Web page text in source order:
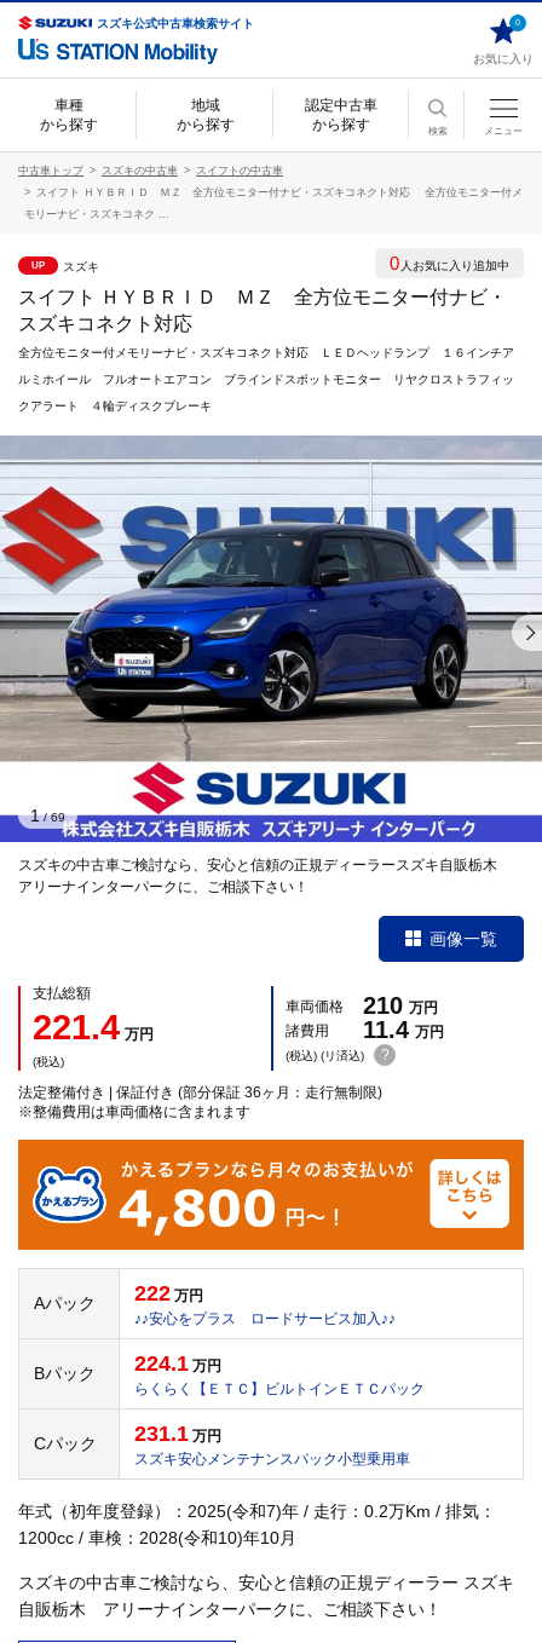
スズキ公式中古車検索サイト
お気に入り
0
車種
から探す
地域
から探す
認定中古車
から探す
検索 メニュー
中古車トップ スズキの中古車
スイフトの中古車
スイフト ＨＹＢＲＩＤ ＭＺ 全方位モニター付ナビ・スズキコネクト対応 全方位モニター付メ
モリーナビ・スズキコネク ...
UP スズキ
スイフト ＨＹＢＲＩＤ ＭＺ 全方位モニター付ナビ・
スズキコネクト対応
全方位モニター付メモリーナビ・スズキコネクト対応 ＬＥＤヘッドランプ １６インチア
ルミホイール フルオートエアコン ブラインドスポットモニター リヤクロストラフィッ
クアラート ４輪ディスクブレーキ
スズキの中古車ご検討なら、安心と信頼の正規ディーラースズキ自販栃木
アリーナインターパークに、ご相談下さい！
1/69
画像一覧
支払総額
221.4 万円
(税込)
車両価格 210 万円
諸費用
11.4 万円
(税込) (リ済込) ?
法定整備付き | 保証付き (部分保証 36ヶ月：走行無制限)
※整備費用は車両価格に含まれます
Aパック 222 万円
♪♪安心をプラス ロードサービス加入♪♪
Bパック 224.1 万円
らくらく【ＥＴＣ】ビルトインＥＴＣパック
Cパック 231.1 万円
スズキ安心メンテナンスパック小型乗用車
年式（初年度登録）：2025(令和7)年 / 走行：0.2万Km / 排気：
1200cc / 車検：2028(令和10)年10月
スズキの中古車ご検討なら、安心と信頼の正規ディーラー スズキ
自販栃木 アリーナインターパークに、ご相談下さい！
0 人お気に入り追加中